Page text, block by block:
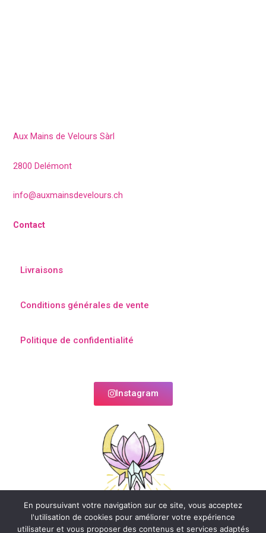
Aux Mains de Velours Sàrl
2800 Delémont
info@auxmainsdevelours.ch
Contact
Livraisons
Conditions générales de vente
Politique de confidentialité
Instagram
En poursuivant votre navigation sur ce site, vous acceptez
l'utilisation de cookies pour améliorer votre expérience
utilisateur et vous proposer des contenus et services adaptés